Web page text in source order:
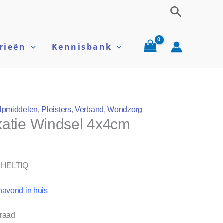
Zoeken
Kennisbank
, Pleisters,Verband,Wondzorg
Windsel 4x4cm
in huis